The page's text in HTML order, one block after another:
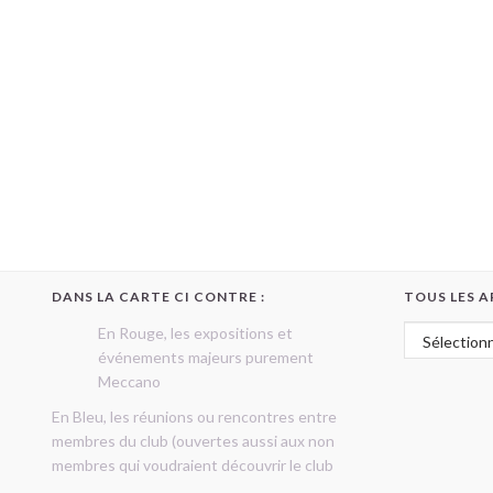
DANS LA CARTE CI CONTRE :
En Rouge, les expositions et
événements majeurs purement
Meccano
En Bleu, les réunions ou rencontres entre
membres du club (ouvertes aussi aux non
membres qui voudraient découvrir le club
TOUS LES
Tous les